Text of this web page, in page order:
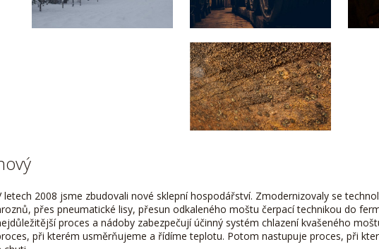
letech 2008 jsme zbudovali nové sklepní hospodářství. Zmodernizovaly se
přes pneumatické lisy, přesun odkaleného moštu čerpací technikou do
proces a nádoby zabezpečují účinný systém chlazení kvašeného
při kterém usměrňujeme a řídíme teplotu. Potom nastupuje proces, při